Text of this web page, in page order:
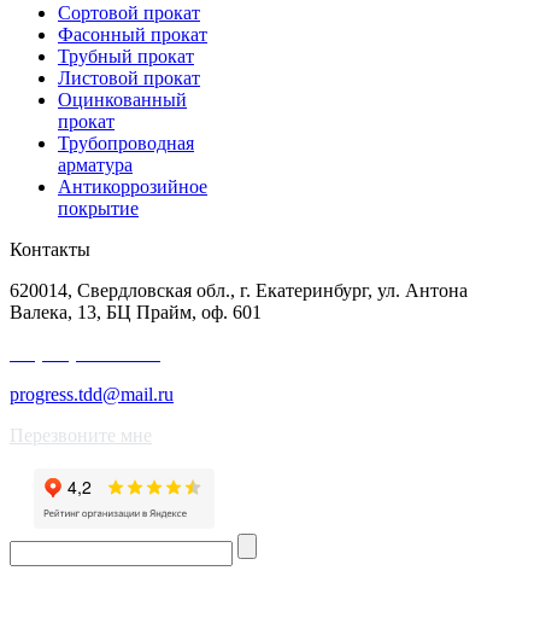
Сортовой прокат
Фасонный прокат
Трубный прокат
Листовой прокат
Оцинкованный
прокат
Трубопроводная
арматура
Антикоррозийное
покрытие
Контакты
620014, Свердловская обл., г. Екатеринбург, ул. Антона
Валека, 13, БЦ Прайм, оф. 601
progress.tdd@mail.ru
Перезвоните мне